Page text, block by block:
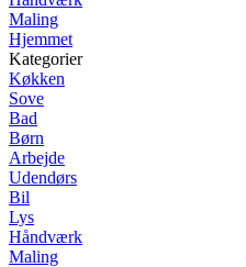
Maling
Hjemmet
Kategorier
Køkken
Sove
Bad
Børn
Arbejde
Udendørs
Bil
Lys
Håndværk
Maling